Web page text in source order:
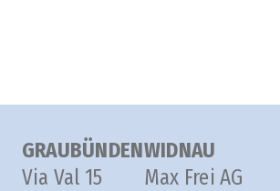
GRAUBÜNDEN
Via Val 15
WIDNAU
Max Frei AG